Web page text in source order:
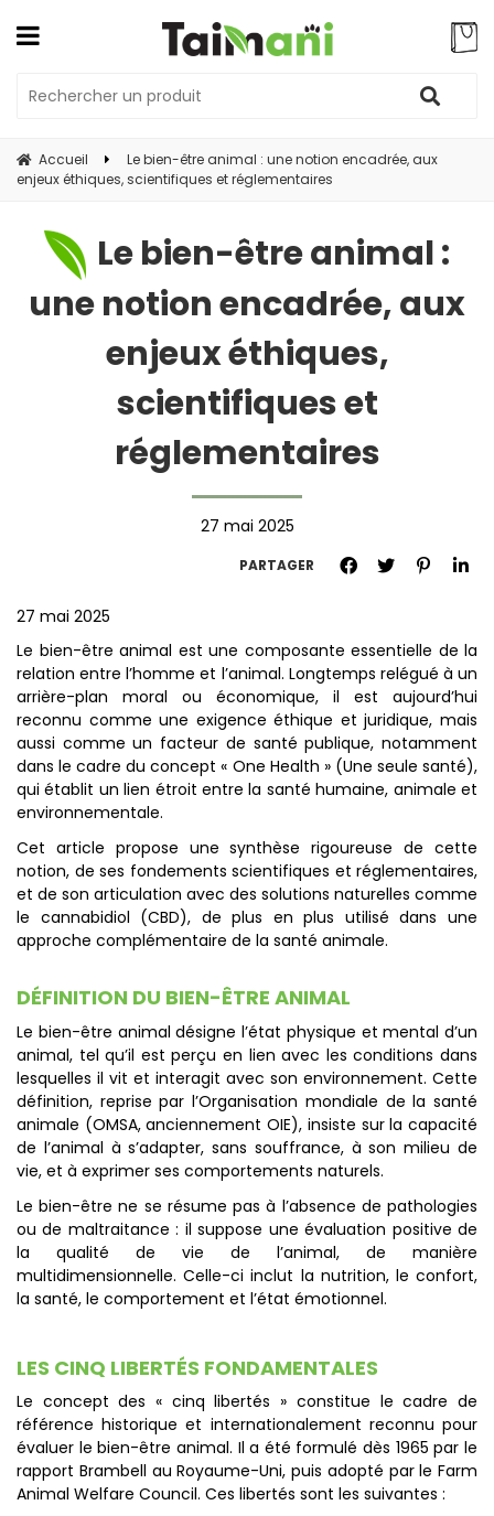
Accueil
Le bien-être animal : une notion encadrée, aux
enjeux éthiques, scientifiques et réglementaires
Le bien-être animal :
une notion encadrée, aux
enjeux éthiques,
scientifiques et
réglementaires
27 mai 2025
PARTAGER
27 mai 2025
Le bien-être animal est une composante essentielle de la
relation entre l’homme et l’animal. Longtemps relégué à un
arrière-plan moral ou économique, il est aujourd’hui
reconnu comme une exigence éthique et juridique, mais
aussi comme un facteur de santé publique, notamment
dans le cadre du concept « One Health » (Une seule santé),
qui établit un lien étroit entre la santé humaine, animale et
environnementale.
Cet article propose une synthèse rigoureuse de cette
notion, de ses fondements scientifiques et réglementaires,
et de son articulation avec des solutions naturelles comme
le cannabidiol (CBD), de plus en plus utilisé dans une
approche complémentaire de la santé animale.
DÉFINITION DU BIEN-ÊTRE ANIMAL
Le bien-être animal désigne l’état physique et mental d’un
animal, tel qu’il est perçu en lien avec les conditions dans
lesquelles il vit et interagit avec son environnement. Cette
définition, reprise par l’Organisation mondiale de la santé
animale (OMSA, anciennement OIE), insiste sur la capacité
de l’animal à s’adapter, sans souffrance, à son milieu de
vie, et à exprimer ses comportements naturels.
Le bien-être ne se résume pas à l’absence de pathologies
ou de maltraitance : il suppose une évaluation positive de
la qualité de vie de l’animal, de manière
multidimensionnelle. Celle-ci inclut la nutrition, le confort,
la santé, le comportement et l’état émotionnel.
LES CINQ LIBERTÉS FONDAMENTALES
Le concept des « cinq libertés » constitue le cadre de
référence historique et internationalement reconnu pour
évaluer le bien-être animal. Il a été formulé dès 1965 par le
rapport Brambell au Royaume-Uni, puis adopté par le Farm
Animal Welfare Council. Ces libertés sont les suivantes :